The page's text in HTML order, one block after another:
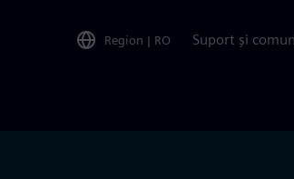
Region | RO Suport și